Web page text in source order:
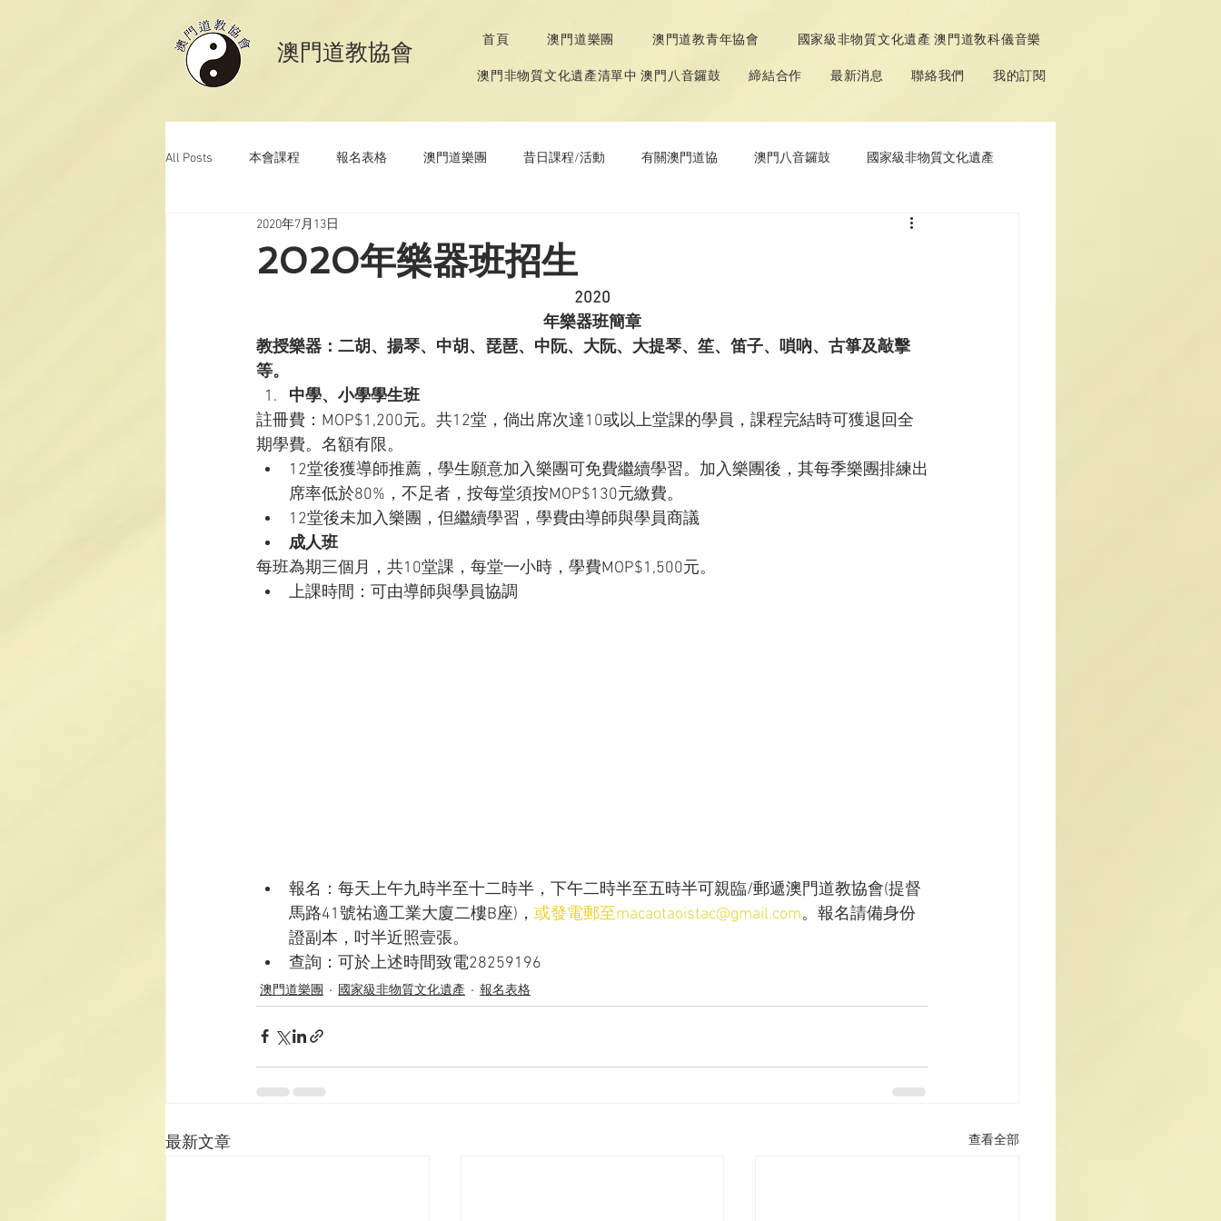
​澳門道教協會 首頁 澳門道樂團 澳門道教青年協會 國家級非物質文化遺產 澳門道敎科儀音樂
澳門非物質文化遺產清單中 澳門八音鑼鼓 締結合作 最新消息 聯絡我們 我的訂閱
All Posts 本會課程 報名表格 澳門道樂團 昔日課程/活動 有關澳門道協 澳門八音鑼鼓 國家級非物質文化遺產
澳門道教科儀音樂
2020年樂器班招生
2020年7月13日
2020
年樂器班簡章
教授樂器：二胡、揚琴、中胡、琵琶、中阮、大阮、大提琴、笙、笛子、嗩吶、古箏及敲擊
等。
中學、小學學生班
註冊費：MOP$1,200元。共12堂，倘出席次達10或以上堂課的學員，課程完結時可獲退回全
期學費。名額有限。
12堂後獲導師推薦，學生願意加入樂團可免費繼續學習。加入樂團後，其每季樂團排練出
席率低於80%，不足者，按每堂須按MOP$130元繳費。
12堂後未加入樂團，但繼續學習，學費由導師與學員商議
成人班
每班為期三個月，共10堂課，每堂一小時，學費MOP$1,500元。
上課時間：可由導師與學員協調
報名：每天上午九時半至十二時半，下午二時半至五時半可親臨/郵遞澳門道教協會(提督
馬路41號祐適工業大廈二樓B座)， 或發電郵至macaotaoistac@gmail.com。報名請備身份
證副本，吋半近照壹張。
查詢：可於上述時間致電28259196
澳門道樂團 國家級非物質文化遺產 報名表格
最新文章 查看全部